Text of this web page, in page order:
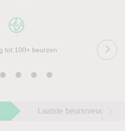
tot 100+ beurzen
Laatste beursnieuws